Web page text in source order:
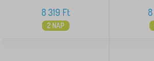
8 319 Ft
2 NAP